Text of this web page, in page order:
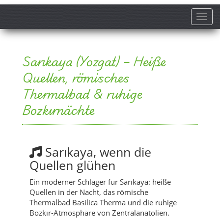
Sarıkaya (Yozgat) – Heiße
Quellen, römisches
Thermalbad & ruhige
Bozkırnächte
Sarıkaya, wenn die
Quellen glühen
Thermalbad Basilica Therma und die ruhige
Bozkır-Atmosphäre von Zentralanatolien.
Version 1 (5:27) – warme, träumerische Reise
durch die dampfenden Becken von Sarıkaya in